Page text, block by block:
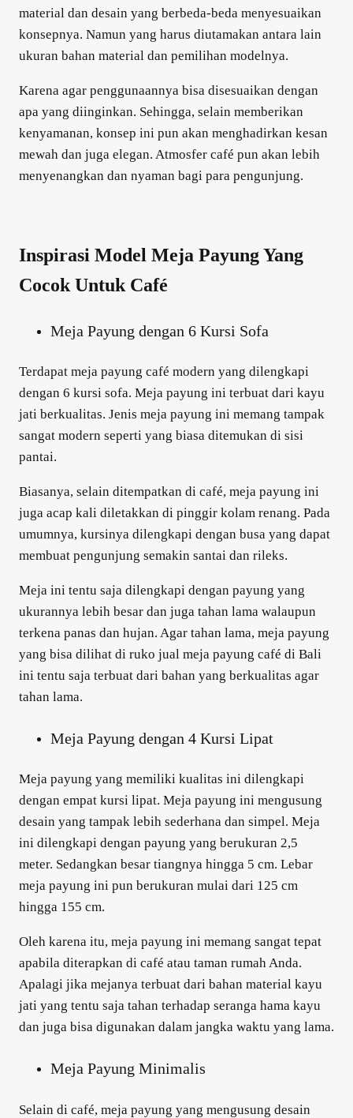
material dan desain yang berbeda-beda menyesuaikan
konsepnya. Namun yang harus diutamakan antara lain
ukuran bahan material dan pemilihan modelnya.
Karena agar penggunaannya bisa disesuaikan dengan
apa yang diinginkan. Sehingga, selain memberikan
kenyamanan, konsep ini pun akan menghadirkan kesan
mewah dan juga elegan. Atmosfer café pun akan lebih
menyenangkan dan nyaman bagi para pengunjung.
Inspirasi Model Meja Payung Yang
Cocok Untuk Café
Meja Payung dengan 6 Kursi Sofa
Terdapat meja payung café modern yang dilengkapi
dengan 6 kursi sofa. Meja payung ini terbuat dari kayu
jati berkualitas. Jenis meja payung ini memang tampak
sangat modern seperti yang biasa ditemukan di sisi
pantai.
Biasanya, selain ditempatkan di café, meja payung ini
juga acap kali diletakkan di pinggir kolam renang. Pada
umumnya, kursinya dilengkapi dengan busa yang dapat
membuat pengunjung semakin santai dan rileks.
Meja ini tentu saja dilengkapi dengan payung yang
ukurannya lebih besar dan juga tahan lama walaupun
terkena panas dan hujan. Agar tahan lama, meja payung
yang bisa dilihat di ruko jual meja payung café di Bali
ini tentu saja terbuat dari bahan yang berkualitas agar
tahan lama.
Meja Payung dengan 4 Kursi Lipat
Meja payung yang memiliki kualitas ini dilengkapi
dengan empat kursi lipat. Meja payung ini mengusung
desain yang tampak lebih sederhana dan simpel. Meja
ini dilengkapi dengan payung yang berukuran 2,5
meter. Sedangkan besar tiangnya hingga 5 cm. Lebar
meja payung ini pun berukuran mulai dari 125 cm
hingga 155 cm.
Oleh karena itu, meja payung ini memang sangat tepat
apabila diterapkan di café atau taman rumah Anda.
Apalagi jika mejanya terbuat dari bahan material kayu
jati yang tentu saja tahan terhadap seranga hama kayu
dan juga bisa digunakan dalam jangka waktu yang lama.
Meja Payung Minimalis
Selain di café, meja payung yang mengusung desain